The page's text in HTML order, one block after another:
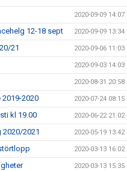
2020-09-09 14:07
12-18 sept 2020-09-09 13:34
21 2020-09-06 11:03
2020-09-03 14:03
2020-08-31 20:58
2020 2020-07-24 08:15
kl 19.00 2020-06-22 21:02
2021 2020-05-19 13:42
2020-03-13 16:02
2020-03-13 15:35